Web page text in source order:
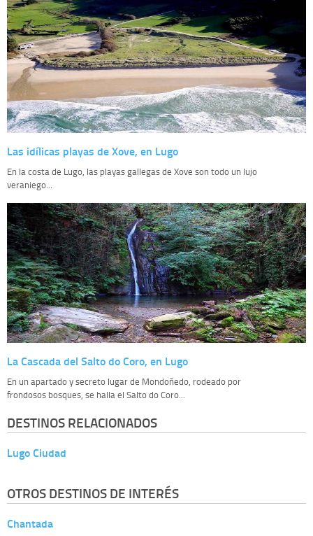
Las idílicas playas de Xove, en Lugo
En la costa de Lugo, las playas gallegas de Xove son todo un lujo
veraniego...
La Cascada del Salto do Coro, en Lugo
En un apartado y secreto lugar de Mondoñedo, rodeado por
frondosos bosques, se halla el Salto do Coro...
DESTINOS RELACIONADOS
Lugo Ciudad
OTROS DESTINOS DE INTERÉS
Chantada